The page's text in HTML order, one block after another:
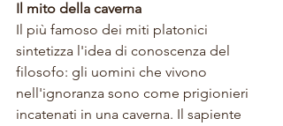
Il mito della caverna
Il più famoso dei miti platonici
sintetizza l'idea di conoscenza del
filosofo: gli uomini che vivono
nell'ignoranza sono come prigionieri
incatenati in una caverna. Il sapiente